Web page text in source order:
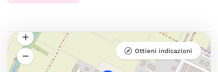
Ottieni indicazioni